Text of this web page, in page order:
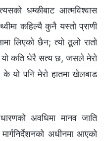
धम्कीबाट आत्मविश्‍वास
कहिल्यै कुनै यस्तो प्राणी
लिएको छैन; त्यो ठूलो रातो
यो कति धेरै सत्य छ, जसले मेरो
के यो पनि मेरो हातमा खेलबाड
अवधिमा मानव जाति
अधीनमा आएको